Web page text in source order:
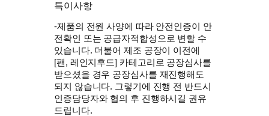
특이사항
-제품의 전원 사양에 따라 안전인증이 안
전확인 또는 공급자적합성으로 변할 수
있습니다. 더불어 제조 공장이 이전에
[팬, 레인지후드] 카테고리로 공장심사를
받으셨을 경우 공장심사를 재진행해도
되지 않습니다. 그렇기에 진행 전 반드시
인증담당자와 협의 후 진행하시길 권유
드립니다.